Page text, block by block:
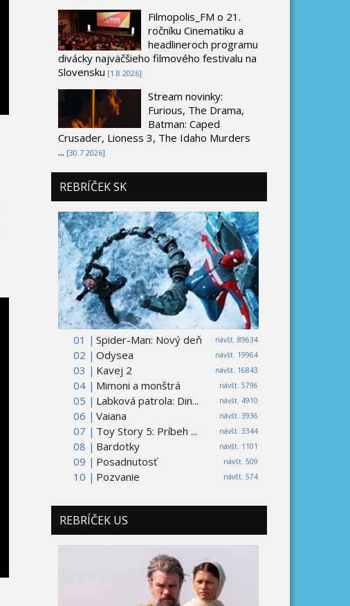
Filmopolis_FM o 21.
ročníku Cinematiku a
headlineroch programu
divácky najväčšieho filmového festivalu na
Slovensku [1.8 2026]
Stream novinky:
Furious, The Drama,
Batman: Caped
Crusader, Lioness 3, The Idaho Murders
... [30.7 2026]
REBRÍČEK SK
01 | návšt. 89634
Spider-Man: Nový deň
02 |
návšt. 19964
Odysea
03 |
návšt. 16843
Kavej 2
04 |
návšt. 5796
Mimoni a monštrá
05 |
návšt. 4910
Labková patrola: Din...
06 |
návšt. 3936
Vaiana
07 |
návšt. 3344
Toy Story 5: Príbeh ...
08 |
návšt. 1101
Bardotky
09 |
návšt. 509
Posadnutosť
10 |
návšt. 574
Pozvanie
REBRÍČEK US